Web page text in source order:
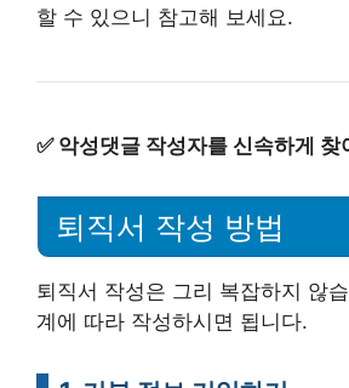
할 수 있으니 참고해 보세요.
✅ 악성댓글 작성자를 신속하게 찾
퇴직서 작성 방법
퇴직서 작성은 그리 복잡하지 않
계에 따라 작성하시면 됩니다.